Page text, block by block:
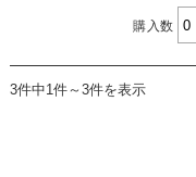
購入数
3件中1件～3件を表示